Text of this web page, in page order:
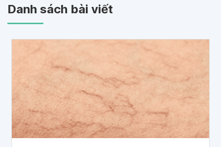
Danh sách bài viết